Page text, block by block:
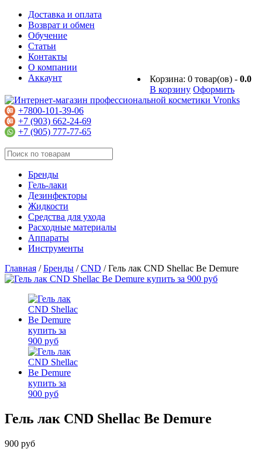
Доставка и оплата
Возврат и обмен
Обучение
Статьи
Контакты
О компании
Корзина: 0 товар(ов) - 0.0
В корзину Оформить
Аккаунт
+7800-101-39-06
+7 (903) 662-24-69
+7 (905) 777-77-65
Бренды
Гель-лаки
Дезинфекторы
Жидкости
Средства для ухода
Расходные материалы
Аппараты
Инструменты
Главная /Бренды /CND /Гель лак CND Shellac Be Demure
Гель лак CND Shellac Be Demure
900 руб